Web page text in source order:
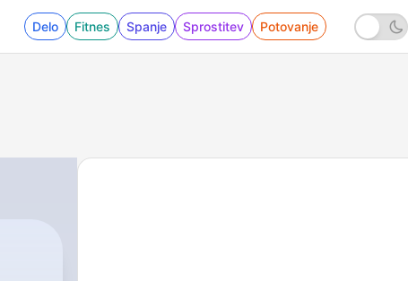
Delo Fitnes Spanje Sprostitev Potovanje